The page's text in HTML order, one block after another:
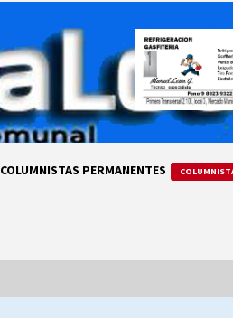
COLUMNISTAS PERMANENTES